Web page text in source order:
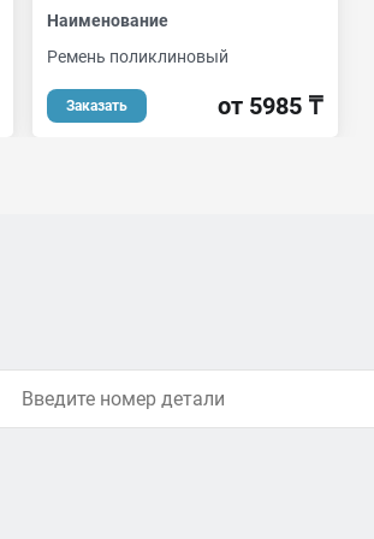
Наименование
Ремень поликлиновый
Заказать от 5985 ₸